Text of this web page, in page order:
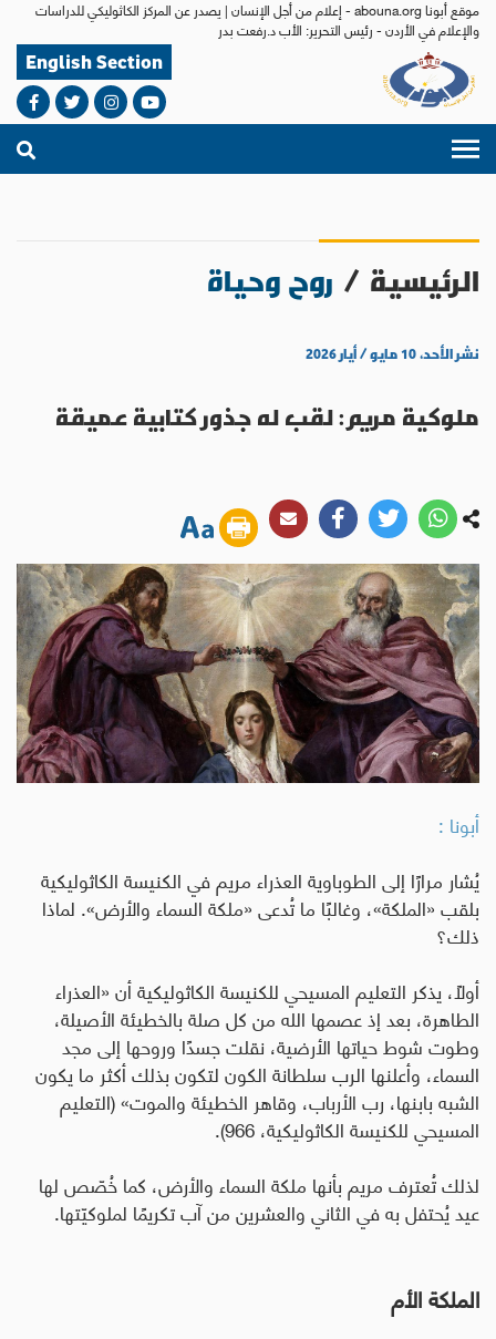
موقع أبونا abouna.org - إعلام من أجل الإنسان | يصدر عن المركز الكاثوليكي للدراسات
والإعلام في الأردن - رئيس التحرير: الأب د.رفعت بدر
English Section
الرئيسية / روح وحياة
نشر الأحد، ١٠ مايو / أيار ٢٠٢٦
ملوكية مريم: لقب له جذور كتابية عميقة
أبونا :
يُشار مرارًا إلى الطوباوية العذراء مريم في الكنيسة الكاثوليكية
بلقب «الملكة»، وغالبًا ما تُدعى «ملكة السماء والأرض». لماذا
ذلك؟
أولًا، يذكر التعليم المسيحي للكنيسة الكاثوليكية أن «العذراء
الطاهرة، بعد إذ عصمها الله من كل صلة بالخطيئة الأصيلة،
وطوت شوط حياتها الأرضية، نقلت جسدًا وروحها إلى مجد
السماء، وأعلنها الرب سلطانة الكون لتكون بذلك أكثر ما يكون
الشبه بابنها، رب الأرباب، وقاهر الخطيئة والموت» (التعليم
المسيحي للكنيسة الكاثوليكية، 966).
لذلك تُعترف مريم بأنها ملكة السماء والأرض، كما خُصّص لها
عيد يُحتفل به في الثاني والعشرين من آب تكريمًا لملوكيّتها.
الملكة الأم